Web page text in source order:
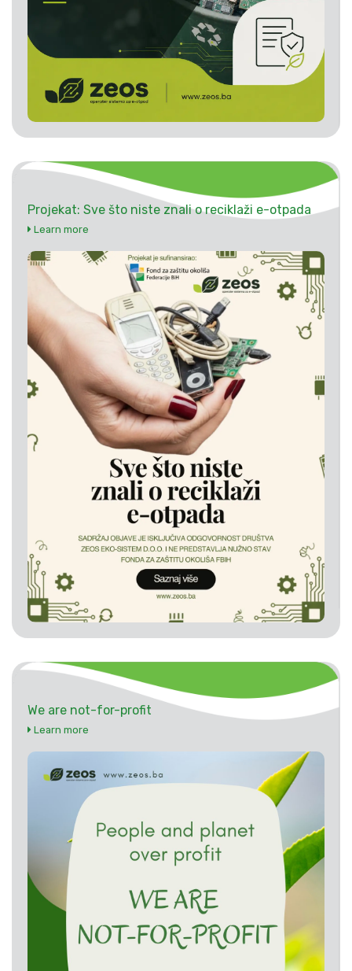
Projekat: Sve što niste znali o reciklaži e-otpada
Learn more
We are not-for-profit
Learn more